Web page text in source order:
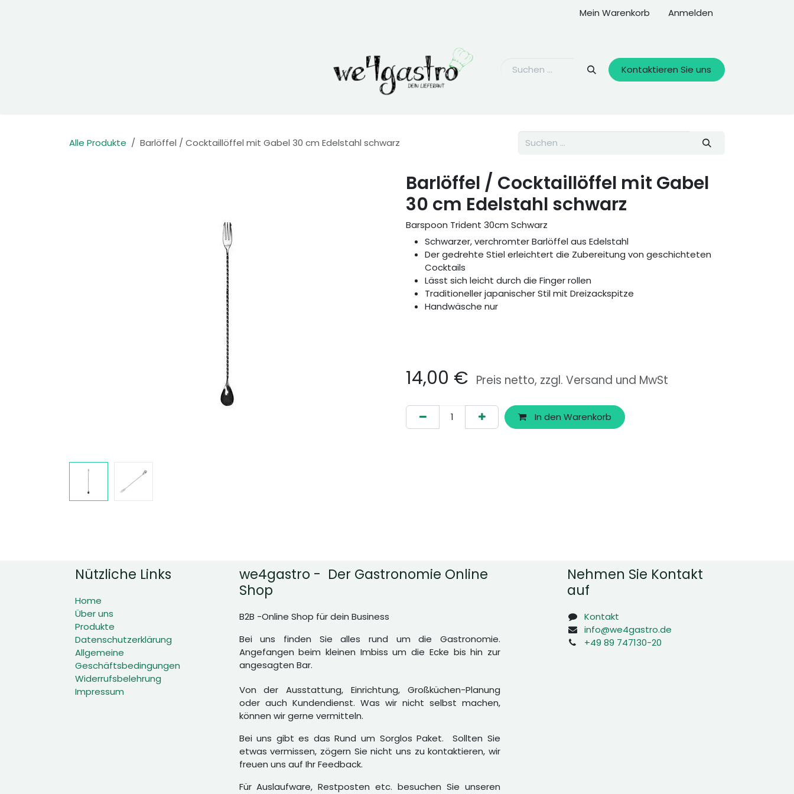
Mein Warenkorb Anmelden
Kontaktieren Sie uns
Alle Produkte Barlöffel / Cocktaillöffel mit Gabel 30 cm Edelstahl schwarz
Barlöffel / Cocktaillöffel mit Gabel
30 cm Edelstahl schwarz
Barspoon Trident 30cm Schwarz
Schwarzer, verchromter Barlöffel aus Edelstahl
Der gedrehte Stiel erleichtert die Zubereitung von geschichteten
Cocktails
Lässt sich leicht durch die Finger rollen
Traditioneller japanischer Stil mit Dreizackspitze
Handwäsche nur
14,00 € Preis netto, zzgl. Versand und MwSt
In den Warenkorb
Nützliche Links
Home
Über uns
Produkte
Datenschutzerklärung
Allgemeine
Geschäftsbedingungen
Widerrufsbelehrung
Impressum
we4gastro - Der Gastronomie Online
Shop
B2B -Online Shop für dein Business
Bei uns finden Sie alles rund um die Gastronomie.
Angefangen beim kleinen Imbiss um die Ecke bis hin zur
angesagten Bar.
Von der Ausstattung, Einrichtung, Großküchen-Planung
oder auch Kundendienst. Was wir nicht selbst machen,
können wir gerne vermitteln.
Bei uns gibt es das Rund um Sorglos Paket. Sollten Sie
etwas vermissen, zögern Sie nicht uns zu kontaktieren, wir
freuen uns auf Ihr Feedback.
Für Auslaufware, Restposten etc. besuchen Sie unseren
Nehmen Sie Kontakt
auf
Kontakt
info@we4gastro.de
+49 89 747130-20